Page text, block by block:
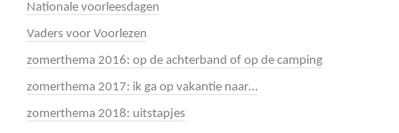
Nationale voorleesdagen
Vaders voor Voorlezen
zomerthema 2016: op de achterband of op de camping
zomerthema 2017: ik ga op vakantie naar…
zomerthema 2018: uitstapjes